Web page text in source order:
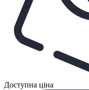
Доступна ціна